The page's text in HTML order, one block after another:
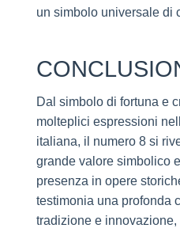
un simbolo universale di
Dal simbolo di fortuna e
molteplici espressioni
italiana, il numero 8 si
grande valore simbolico
presenza in opere
testimonia una profonda
tradizione e